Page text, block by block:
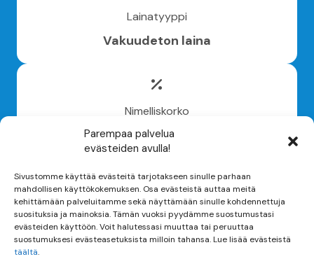
Parempaa palvelua
evästeiden avulla!
Sivustomme käyttää evästeitä tarjotakseen sinulle parhaan
mahdollisen käyttökokemuksen. Osa evästeistä auttaa meitä
kehittämään palveluitamme sekä näyttämään sinulle kohdennettuja
suosituksia ja mainoksia. Tämän vuoksi pyydämme suostumustasi
evästeiden käyttöön. Voit halutessasi muuttaa tai peruuttaa
suostumuksesi evästeasetuksista milloin tahansa. Lue lisää evästeistä
täältä.
Lainatyyppi
Vakuudeton laina
Nimelliskorko
4 - 20 %
Keskim. lainasumma
15 000 €